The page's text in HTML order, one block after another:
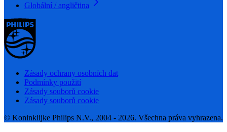
Globální / angličtina
Zásady ochrany osobních dat
Podmínky použití
Zásady souborů cookie
Zásady souborů cookie
© Koninklijke Philips N.V., 2004 - 2026. Všechna práva vyhrazena.